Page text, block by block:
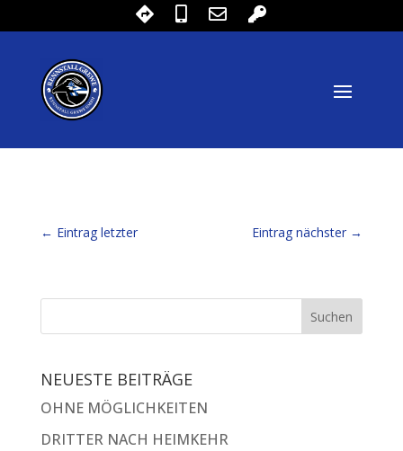
← Eintrag letzter Eintrag nächster →
NEUESTE BEITRÄGE
OHNE MÖGLICHKEITEN
DRITTER NACH HEIMKEHR